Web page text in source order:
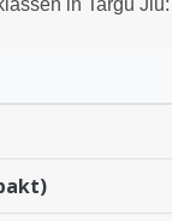
in Targu Jiu: